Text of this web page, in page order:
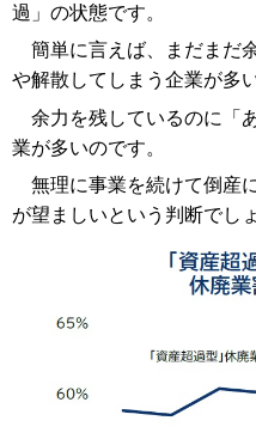
過」の状態です。
簡単に言えば、まだまだ
や解散してしまう企業が多
余力を残しているのに「
業が多いのです。
無理に事業を続けて倒産
が望ましいという判断でしょ